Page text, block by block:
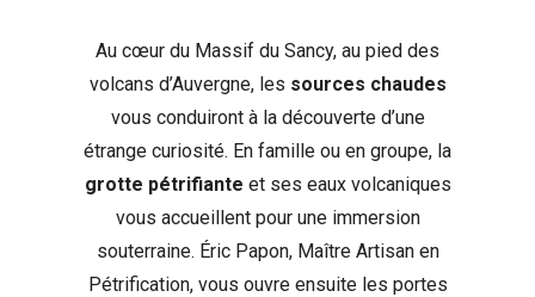
Au cœur du Massif du Sancy, au pied des
volcans d’Auvergne, les sources chaudes
vous conduiront à la découverte d’une
étrange curiosité. En famille ou en groupe, la
grotte pétrifiante et ses eaux volcaniques
vous accueillent pour une immersion
souterraine. Éric Papon, Maître Artisan en
Pétrification, vous ouvre ensuite les portes